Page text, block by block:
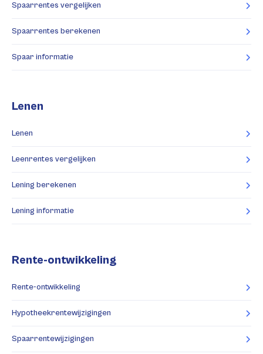
Spaarrentes vergelijken
Spaarrentes berekenen
Spaar informatie
Lenen
Lenen
Leenrentes vergelijken
Lening berekenen
Lening informatie
Rente-ontwikkeling
Rente-ontwikkeling
Hypotheekrentewijzigingen
Spaarrentewijzigingen